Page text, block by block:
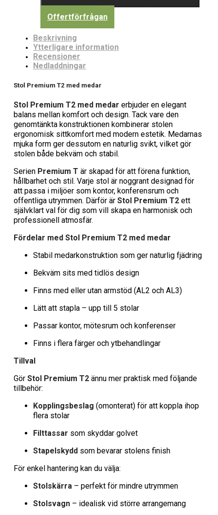
Offertförfrågan
Beskrivning
Ytterligare information
Recensioner
Nedladdningar
Stol Premium T2 med medar
Stol Premium T2 med medar erbjuder en elegant
balans mellan komfort och design. Tack vare den
genomtänkta konstruktionen kombinerar stolen
ergonomisk sittkomfort med modern estetik. Medarnas
mjuka form ger dessutom en naturlig svikt, vilket gör
stolen både bekväm och stabil.
Serien Premium T är skapad för att förena funktion,
hållbarhet och stil. Varje stol är noggrant designad för
att passa i miljöer som kontor, konferensrum och
offentliga utrymmen. Därför är Stol Premium T2 ett
självklart val för dig som vill skapa en harmonisk och
professionell atmosfär.
Fördelar med Stol Premium T2 med medar
Stabil medarkonstruktion som ger naturlig fjädring
Bekväm sits med tidlös design
Finns med eller utan armstöd (AL2 och AL3)
Lätt att stapla – upp till 5 stolar
Passar kontor, mötesrum och konferenser
Finns i flera färger och ytbehandlingar
Tillval
Gör Stol Premium T2 ännu mer praktisk med följande
tillbehör:
Kopplingsbeslag (omonterat) för att koppla ihop
flera stolar
Filttassar som skyddar golvet
Stapelskydd som bevarar stolens finish
För enkel hantering kan du välja:
Stolskärra – perfekt för mindre utrymmen
Stolsvagn – idealisk vid större arrangemang